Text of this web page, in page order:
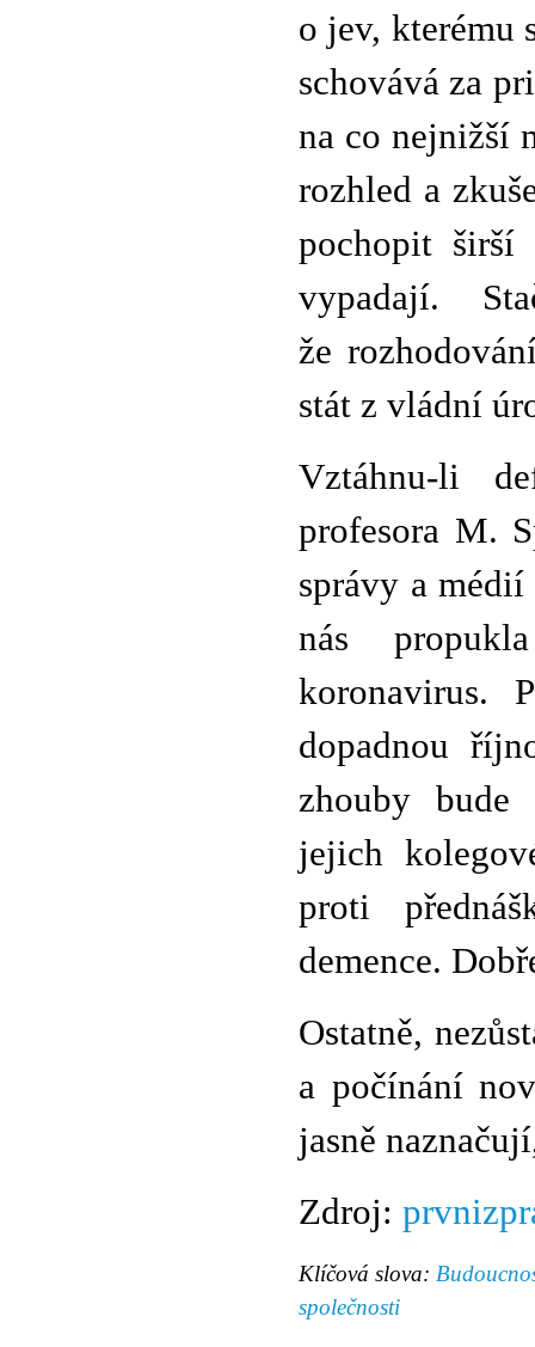
o jev, kterému
schovává za
na co nejnižší
rozhled a
pochopit širší
vypadají.
že
stát z vládní
Vztáhnu-li
profesora M.
správy a
nás
koronavirus.
dopadnou
zhouby bude
jejich
proti
demence.
Ostatně,
a počínání
jasně
Zdroj:
Klíčová slova:
společnosti